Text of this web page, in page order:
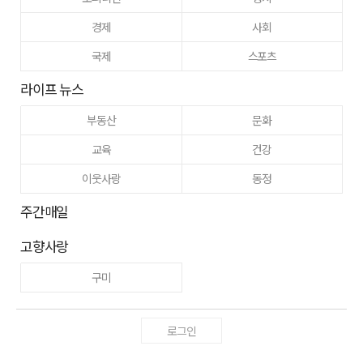
경제
사회
국제
스포츠
라이프 뉴스
부동산
문화
교육
건강
이웃사랑
동정
주간매일
고향사랑
구미
로그인